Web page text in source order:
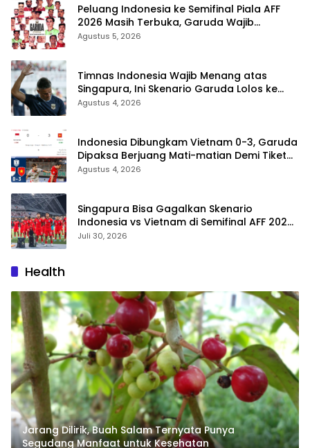
Peluang Indonesia ke Semifinal Piala AFF
2026 Masih Terbuka, Garuda Wajib
Taklukkan Singapura
Agustus 5, 2026
Timnas Indonesia Wajib Menang atas
Singapura, Ini Skenario Garuda Lolos ke
Semifinal Piala AFF 2026
Agustus 4, 2026
Indonesia Dibungkam Vietnam 0-3, Garuda
Dipaksa Berjuang Mati-matian Demi Tiket
Semifinal ASEAN Hyundai Cup 2026
Agustus 4, 2026
Singapura Bisa Gagalkan Skenario
Indonesia vs Vietnam di Semifinal AFF 2026?
Ini Hitung-hitungan Grup A
Juli 30, 2026
Health
Jarang Dilirik, Buah Salam Ternyata Punya
Segudang Manfaat untuk Kesehatan